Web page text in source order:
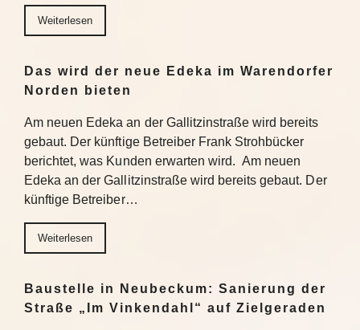
Weiterlesen
Das wird der neue Edeka im Warendorfer
Norden bieten
Am neuen Edeka an der Gallitzinstraße wird bereits
gebaut. Der künftige Betreiber Frank Strohbücker
berichtet, was Kunden erwarten wird. Am neuen
Edeka an der Gallitzinstraße wird bereits gebaut. Der
künftige Betreiber…
Weiterlesen
Baustelle in Neubeckum: Sanierung der
Straße „Im Vinkendahl“ auf Zielgeraden